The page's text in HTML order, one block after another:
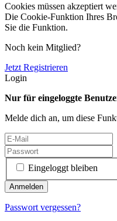
Cookies müssen akzeptiert
Die Cookie-Funktion Ihres
Sie die Funktion.
Noch kein Mitglied?
Jetzt Registrieren
Login
Nur für eingeloggte
Melde dich an, um diese
Eingeloggt bleiben
Passwort vergessen?